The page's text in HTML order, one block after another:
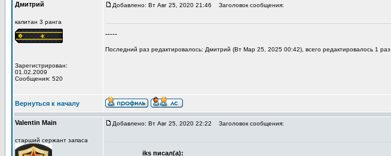
Дмитрий
капитан 3 ранга
Зарегистрирован:
01.02.2009
Сообщения: 520
Добавлено: Вт Авг 25, 2020 21:46 Заголовок сообщения:
-----
Последний раз редактировалось: Дмитрий (Вт Мар 25, 2025 00:42), всего редактировалось 1 раз
Вернуться к началу
Valentin Main
старший сержант запаса
Добавлено: Вт Авг 25, 2020 22:22 Заголовок сообщения:
iks писал(а):